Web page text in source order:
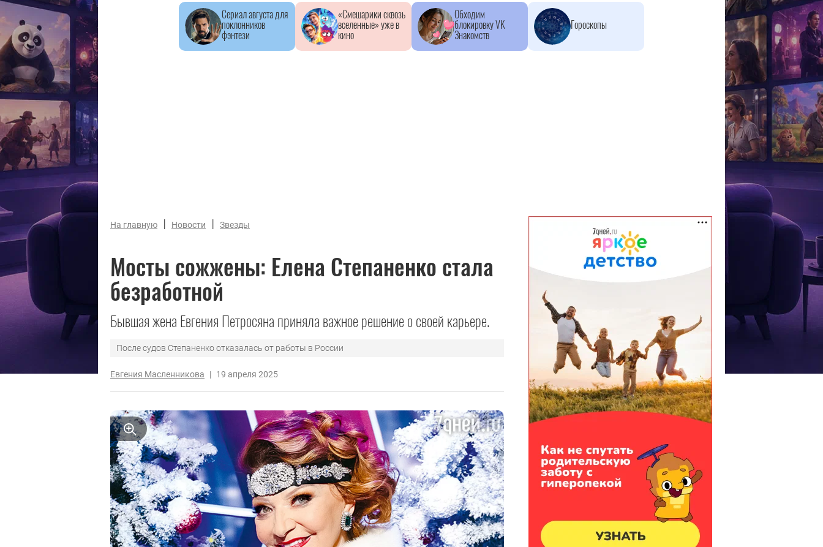
Сериал августа для
поклонников
фэнтези
«Смешарики сквозь
вселенные» уже в
кино
Обходим
блокировку VK
Знакомств
Гороскопы
На главную | Новости | Звезды
Мосты сожжены: Елена Степаненко стала
безработной
Бывшая жена Евгения Петросяна приняла важное решение о своей карьере.
После судов Степаненко отказалась от работы в России
Евгения Масленникова | 19 апреля 2025